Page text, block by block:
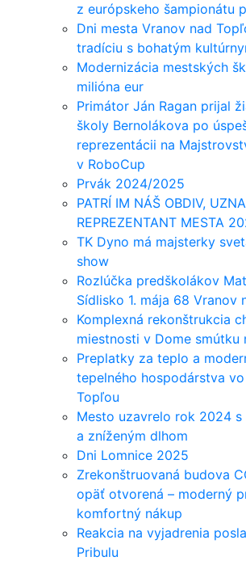
z európskeho šampionátu
Dni mesta Vranov nad
tradíciu s bohatým
Modernizácia mestských
milióna eur
Primátor Ján Ragan prijal
školy Bernolákova po
reprezentácii na
v RoboCup
Prvák 2024/2025
PATRÍ IM NÁŠ OBDIV,
REPREZENTANT MESTA
TK Dyno má majsterky
show
Rozlúčka predškolákov
Sídlisko 1. mája 68 Vranov
Komplexná rekonštrukcia
miestnosti v Dome smútku
Preplatky za teplo a
tepelného hospodárstva
Topľou
Mesto uzavrelo rok 2024
a zníženým dlhom
Dni Lomnice 2025
Zrekonštruovaná budova
opäť otvorená – moderný
komfortný nákup
Reakcia na vyjadrenia
Pribulu